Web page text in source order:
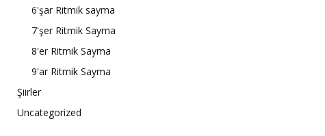
6'şar Ritmik sayma
7'şer Ritmik Sayma
8'er Ritmik Sayma
9'ar Ritmik Sayma
Şiirler
Uncategorized